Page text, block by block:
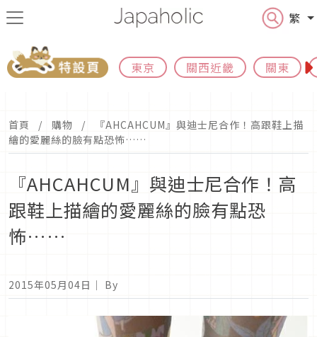
繁
東京 關西近畿 關東
首頁 購物
『AHCAHCUM』與迪士尼合作！高跟鞋上描
繪的愛麗絲的臉有點恐怖……
『AHCAHCUM』與迪士尼合作！高
跟鞋上描繪的愛麗絲的臉有點恐
怖……
2015年05月04日 ｜ By